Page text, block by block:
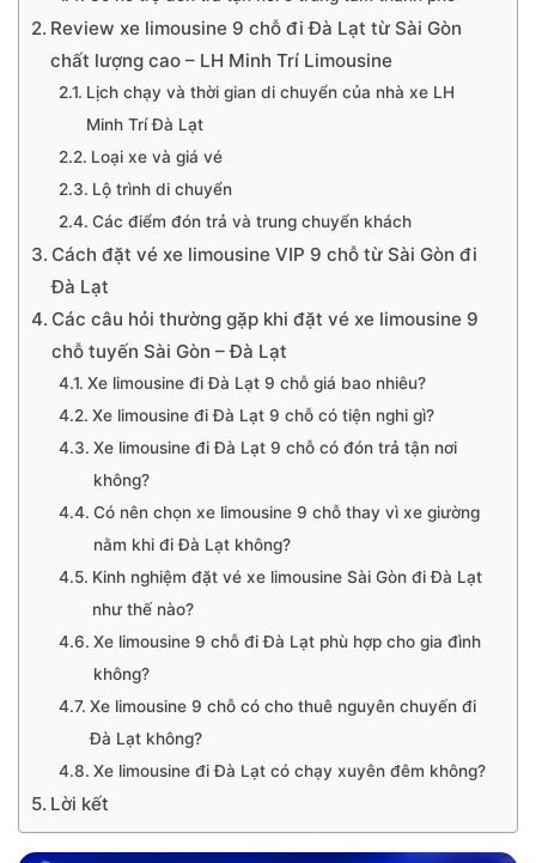
Review xe limousine 9 chỗ đi Đà Lạt từ Sài Gòn
chất lượng cao – LH Minh Trí Limousine
Lịch chạy và thời gian di chuyển của nhà xe LH
Minh Trí Đà Lạt
Loại xe và giá vé
Lộ trình di chuyển
Các điểm đón trả và trung chuyển khách
Cách đặt vé xe limousine VIP 9 chỗ từ Sài Gòn đi
Đà Lạt
Các câu hỏi thường gặp khi đặt vé xe limousine 9
chỗ tuyến Sài Gòn – Đà Lạt
Xe limousine đi Đà Lạt 9 chỗ giá bao nhiêu?
Xe limousine đi Đà Lạt 9 chỗ có tiện nghi gì?
Xe limousine đi Đà Lạt 9 chỗ có đón trả tận nơi
không?
Có nên chọn xe limousine 9 chỗ thay vì xe giường
nằm khi đi Đà Lạt không?
Kinh nghiệm đặt vé xe limousine Sài Gòn đi Đà Lạt
như thế nào?
Xe limousine 9 chỗ đi Đà Lạt phù hợp cho gia đình
không?
Xe limousine 9 chỗ có cho thuê nguyên chuyến đi
Đà Lạt không?
Xe limousine đi Đà Lạt có chạy xuyên đêm không?
Lời kết